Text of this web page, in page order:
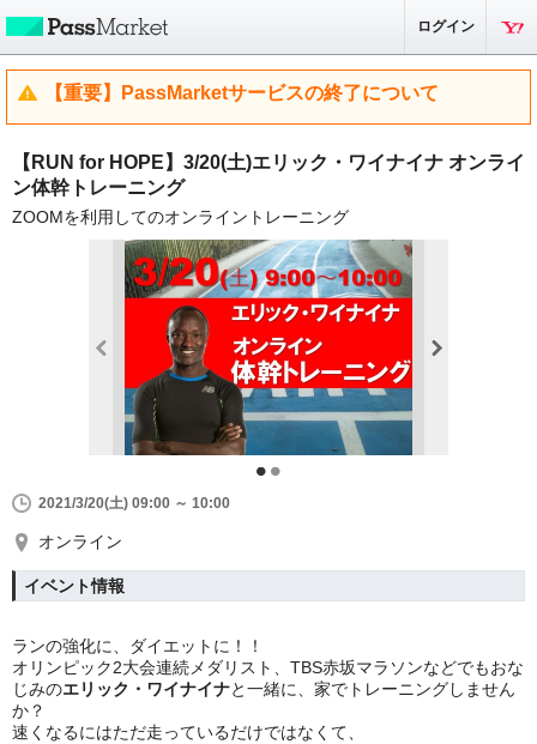
ログイン
【重要】PassMarketサービスの終了について
【RUN for HOPE】3/20(土)エリック・ワイナイナ オンライ
ン体幹トレーニング
ZOOMを利用してのオンライントレーニング
2021/3/20(土) 09:00 ～ 10:00
オンライン
イベント情報
ランの強化に、ダイエットに！！
オリンピック2大会連続メダリスト、TBS赤坂マラソンなどでもおな
じみのエリック・ワイナイナと一緒に、家でトレーニングしません
か？
速くなるにはただ走っているだけではなくて、